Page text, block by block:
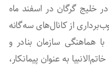
خلیج گرگان در اسفند ماه
از کانال‌های سه‌گانه
هماهنگی سازمان بنادر و
به عنوان پیمانکار،